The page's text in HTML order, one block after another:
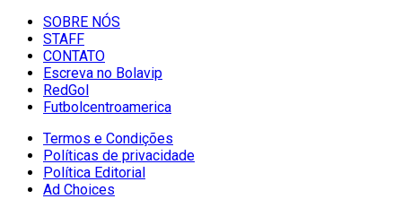
SOBRE NÓS
STAFF
CONTATO
Escreva no Bolavip
RedGol
Futbolcentroamerica
Termos e Condições
Políticas de privacidade
Política Editorial
Ad Choices